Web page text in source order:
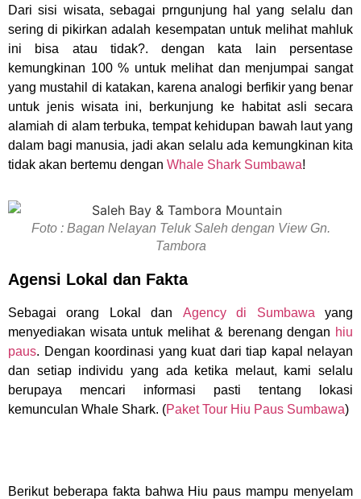
Dari sisi wisata, sebagai prngunjung hal yang selalu dan
sering di pikirkan adalah kesempatan untuk melihat mahluk
ini bisa atau tidak?. dengan kata lain persentase
kemungkinan 100 % untuk melihat dan menjumpai sangat
yang mustahil di katakan, karena analogi berfikir yang benar
untuk jenis wisata ini, berkunjung ke habitat asli secara
alamiah di alam terbuka, tempat kehidupan bawah laut yang
dalam bagi manusia, jadi akan selalu ada kemungkinan kita
tidak akan bertemu dengan Whale Shark Sumbawa!
Foto : Bagan Nelayan Teluk Saleh dengan View Gn.
Tambora
Agensi Lokal dan Fakta
Sebagai orang Lokal dan Agency di Sumbawa yang
menyediakan wisata untuk melihat & berenang dengan hiu
paus. Dengan koordinasi yang kuat dari tiap kapal nelayan
dan setiap individu yang ada ketika melaut, kami selalu
berupaya mencari informasi pasti tentang lokasi
kemunculan Whale Shark. (Paket Tour Hiu Paus Sumbawa)
Berikut beberapa fakta bahwa Hiu paus mampu menyelam